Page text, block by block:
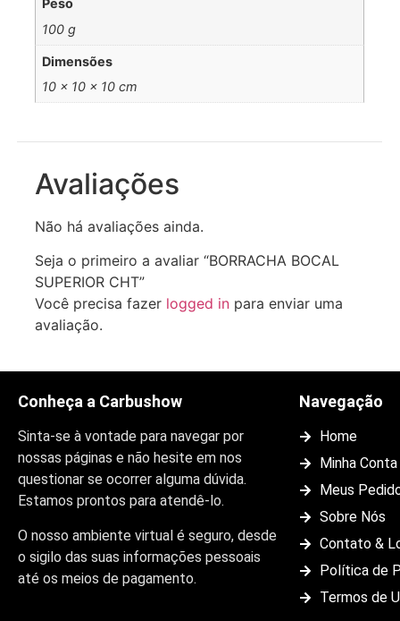
Peso
100 g
Dimensões
10 × 10 × 10 cm
Avaliações
Não há avaliações ainda.
Seja o primeiro a avaliar “BORRACHA BOCAL
SUPERIOR CHT”
Você precisa fazer logged in para enviar uma
avaliação.
Conheça a Carbushow
Sinta-se à vontade para navegar por
nossas páginas e não hesite em nos
questionar se ocorrer alguma dúvida.
Estamos prontos para atendê-lo.
O nosso ambiente virtual é seguro, desde
o sigilo das suas informações pessoais
até os meios de pagamento.
Navegação
Home
Minha Conta
Meus
Sobre Nós
Contato &
Política de
Termos de